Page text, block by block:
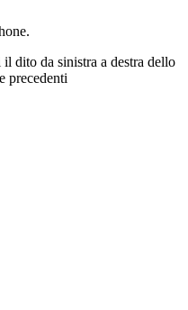
dito da sinistra a destra dello
precedenti